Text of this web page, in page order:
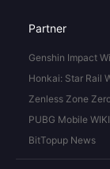
Partner
Genshin Impact
Honkai: Star Rail
Zenless Zone
PUBG Mobile WIKI
BitTopup News